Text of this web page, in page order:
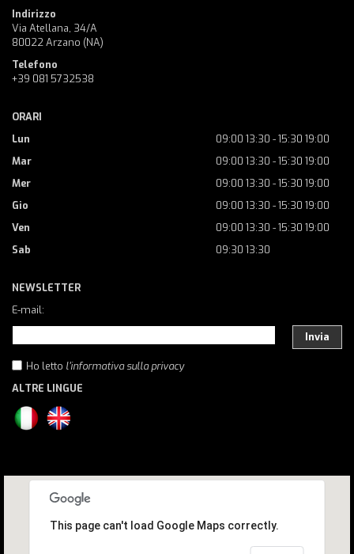
Indirizzo
Via Atellana, 34/A
80022 Arzano (NA)
Telefono
+39 081 5732538
ORARI
Lun
09:00 13:30 - 15:30 19:00
Mar
09:00 13:30 - 15:30 19:00
Mer
09:00 13:30 - 15:30 19:00
Gio
09:00 13:30 - 15:30 19:00
Ven
09:00 13:30 - 15:30 19:00
Sab
09:30 13:30
NEWSLETTER
E-mail:
Invia
Ho letto l'informativa sulla privacy
ALTRE LINGUE
This page can't load Google Maps correctly.